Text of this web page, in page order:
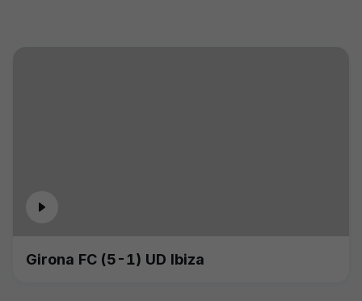
Girona FC (5-1) UD Ibiza